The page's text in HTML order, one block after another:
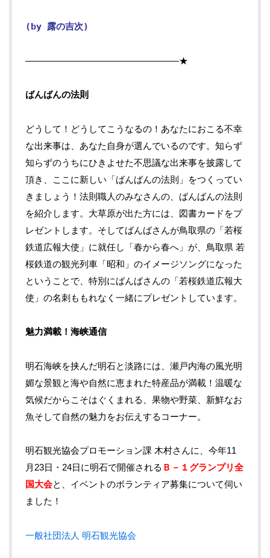
(by 露の吉次)
—————————————————★
ばんばんの法則
どうして！どうしてこうなるの！あなたにおこる不幸
な出来事は、あなた自身が選んでいるのです。知らず
知らずのうちにひきよせた不思議な出来事を披露して
頂き、ここに新しい「ばんばんの法則」をつくってい
きましょう！法則職人のみなさんの、ばんばんの法則
を紹介します。大草原が出た方には、図書カードをプ
レゼントします。そしてばんばさんが鳥取県の「若桜
鉄道広報大使」に就任し「春から春へ」が、鳥取県 若
桜鉄道の観光列車「昭和」のイメージソングになった
ということで、特別にばんばさんの「若桜鉄道広報大
使」の名刺ももれなく一緒にプレゼントしています。
魅力満載！海峡通信
明石海峡を挟んだ明石と淡路には、瀬戸内海の風光明
媚な景観と海や自然に恵まれた特産品が満載！温暖な
気候だからこそはぐくまれる、果物や野菜、新鮮なお
魚そして自然の魅力をお伝えするコーナー。
明石観光協会プロモーション課 木村さんに、今年11
月23日・24日に明石で開催される Ｂ－１グランプリ全
国大会と、イベントのボランティア募集について伺い
ました！
一般社団法人 明石観光協会